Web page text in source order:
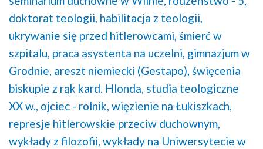
doktorat teologii, habilitacja z teologii,
ukrywanie się przed hitlerowcami, śmierć w
szpitalu, praca asystenta na uczelni, gimnazjum w
Grodnie, areszt niemiecki (Gestapo), święcenia
biskupie z rąk kard. Hlonda, studia teologiczne
XX w., ojciec - rolnik, więzienie na Łukiszkach,
represje hitlerowskie przeciw duchownym,
wykłady z filozofii, wykłady na Uniwersytecie w